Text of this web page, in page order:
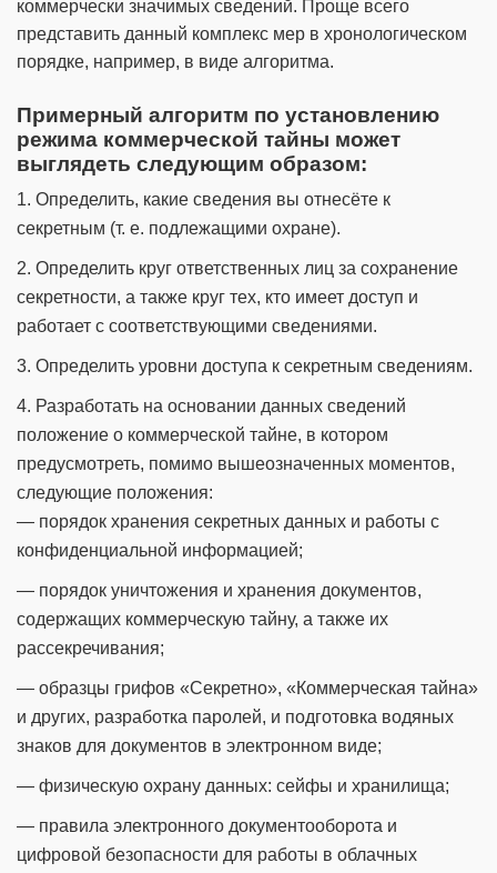
коммерчески значимых сведений. Проще всего
представить данный комплекс мер в хронологическом
порядке, например, в виде алгоритма.
Примерный алгоритм по установлению
режима коммерческой тайны может
выглядеть следующим образом:
1. Определить, какие сведения вы отнесёте к
секретным (т. е. подлежащими охране).
2. Определить круг ответственных лиц за сохранение
секретности, а также круг тех, кто имеет доступ и
работает с соответствующими сведениями.
3. Определить уровни доступа к секретным сведениям.
4. Разработать на основании данных сведений
положение о коммерческой тайне, в котором
предусмотреть, помимо вышеозначенных моментов,
следующие положения:
— порядок хранения секретных данных и работы с
конфиденциальной информацией;
— порядок уничтожения и хранения документов,
содержащих коммерческую тайну, а также их
рассекречивания;
— образцы грифов «Секретно», «Коммерческая тайна»
и других, разработка паролей, и подготовка водяных
знаков для документов в электронном виде;
— физическую охрану данных: сейфы и хранилища;
— правила электронного документооборота и
цифровой безопасности для работы в облачных